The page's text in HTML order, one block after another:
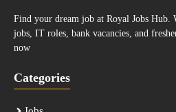
Find your dream job at Royal Jobs Hub.
jobs, IT roles, bank vacancies, and
now
Categories